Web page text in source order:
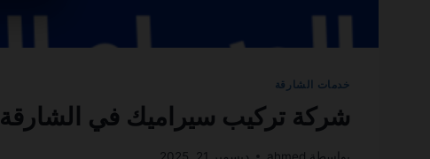
خدمات الشارقة
شركة تركيب سيراميك في الشارقة 0501270935 ضمان مدى الحياة